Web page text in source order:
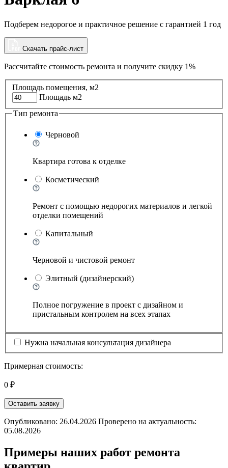
Подберем недорогое и практичное решение с гарантией 1 год
Скачать прайс-лист
Рассчитайте стоимость ремонта и получите скидку 1%
Площадь помещения, м2
Площадь м2
Тип ремонта
Черновой
Квартира готова к отделке
Косметический
Ремонт с помощью недорогих материалов и легкой
отделки помещений
Капитальный
Черновой и чистовой ремонт
Элитный (дизайнерский)
Полное погружение в проект с дизайном и
пристальным контролем на всех этапах
Нужна начальная консультация дизайнера
Примерная стоимость:
0 ₽
Оставить заявку
Опубликовано: 26.04.2026 Проверено на актуальность:
05.08.2026
Примеры наших работ ремонта